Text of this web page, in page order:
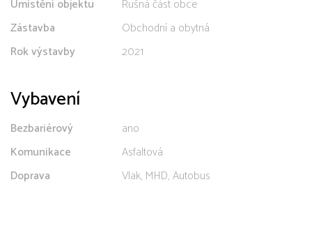
Umístění objektu
Rušná část obce
Zástavba
Obchodní a obytná
Rok výstavby
2021
Vybavení
Bezbariérový
ano
Komunikace
Asfaltová
Doprava
Vlak, MHD, Autobus